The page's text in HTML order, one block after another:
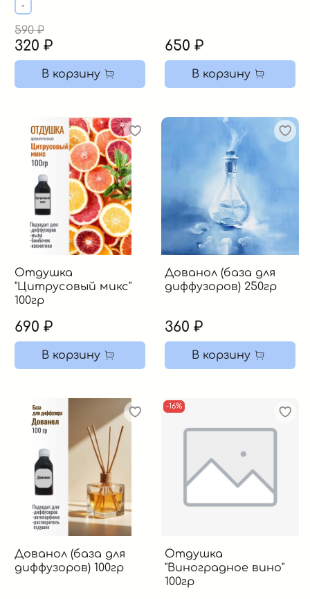
-
590 ₽
320 ₽
В корзину
650 ₽
В корзину
Отдушка
"Цитрусовый микс"
100гр
690 ₽
В корзину
Дованол (база для
диффузоров) 250гр
360 ₽
В корзину
Дованол (база для
диффузоров) 100гр
-16%
Отдушка
"Виноградное вино"
100гр